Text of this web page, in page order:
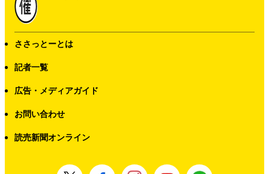
ささっとーとは
記者一覧
広告・メディアガイド
お問い合わせ
読売新聞オンライン